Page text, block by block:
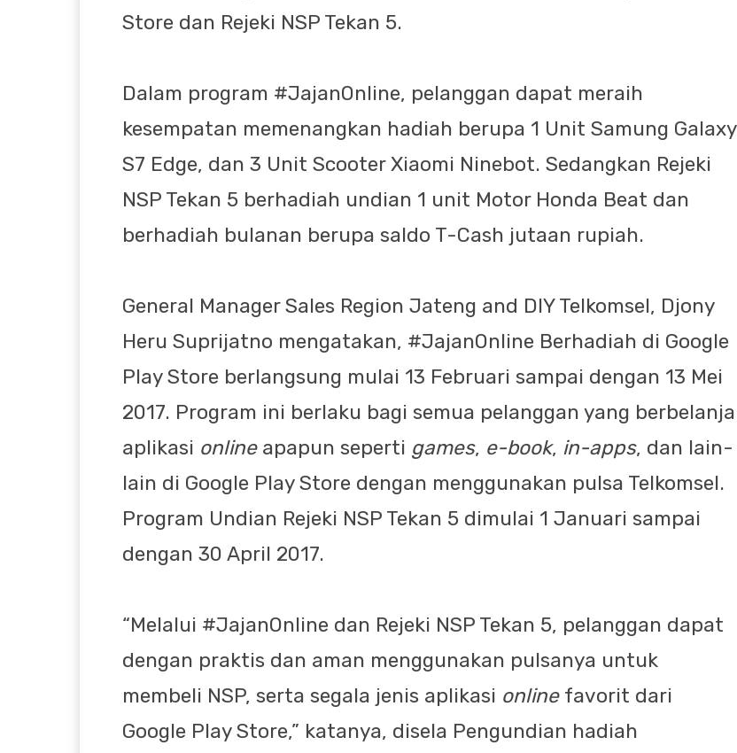
Store dan Rejeki NSP Tekan 5.
Dalam program #JajanOnline, pelanggan dapat meraih
kesempatan memenangkan hadiah berupa 1 Unit Samung Galaxy
S7 Edge, dan 3 Unit Scooter Xiaomi Ninebot. Sedangkan Rejeki
NSP Tekan 5 berhadiah undian 1 unit Motor Honda Beat dan
berhadiah bulanan berupa saldo T-Cash jutaan rupiah.
General Manager Sales Region Jateng and DIY Telkomsel, Djony
Heru Suprijatno mengatakan, #JajanOnline Berhadiah di Google
Play Store berlangsung mulai 13 Februari sampai dengan 13 Mei
2017. Program ini berlaku bagi semua pelanggan yang berbelanja
aplikasi online apapun seperti games, e-book, in-apps, dan lain-
lain di Google Play Store dengan menggunakan pulsa Telkomsel.
Program Undian Rejeki NSP Tekan 5 dimulai 1 Januari sampai
dengan 30 April 2017.
“Melalui #JajanOnline dan Rejeki NSP Tekan 5, pelanggan dapat
dengan praktis dan aman menggunakan pulsanya untuk
membeli NSP, serta segala jenis aplikasi onlinefavorit dari
Google Play Store,” katanya, disela Pengundian hadiah